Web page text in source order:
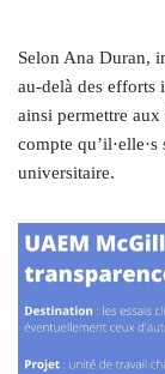
Selon Ana Duran,
au-delà des efforts
ainsi permettre aux
compte
universitaire.